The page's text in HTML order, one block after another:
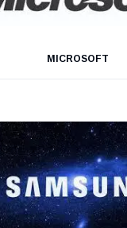
MICROSOFT